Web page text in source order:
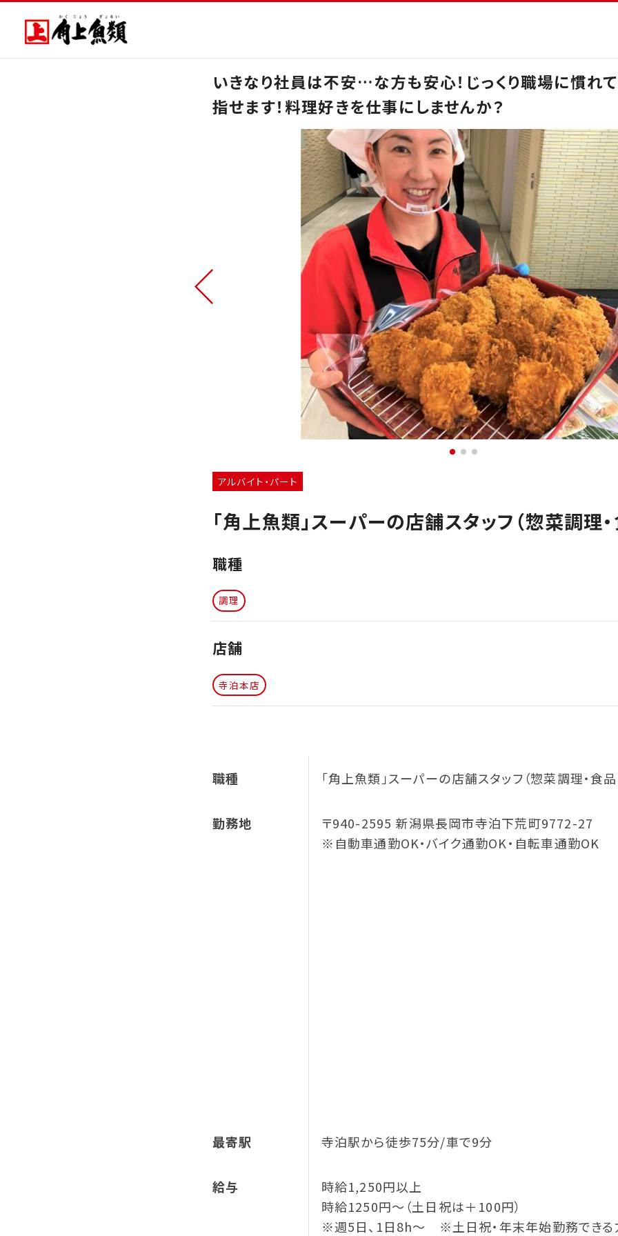
いきなり社員は不安…な方も安心！じっくり職場に慣れ
指せます！料理好きを仕事にしませんか？
アルバイト・パート
「角上魚類」スーパーの店舗スタッフ（惣菜調理
職種
調理
店舗
寺泊本店
職種 「角上魚類」スーパーの店舗スタッフ（惣菜調理・食
勤務地
〒940-2595 新潟県長岡市寺泊下荒町9772-27
※自動車通勤OK・バイク通勤OK・自転車通勤OK
最寄駅 寺泊駅から徒歩75分/車で9分
給与
時給1,250円以上
時給1250円～（土日祝は＋100円）
※週5日、1日8h～ ※土日祝・年末年始勤務できる